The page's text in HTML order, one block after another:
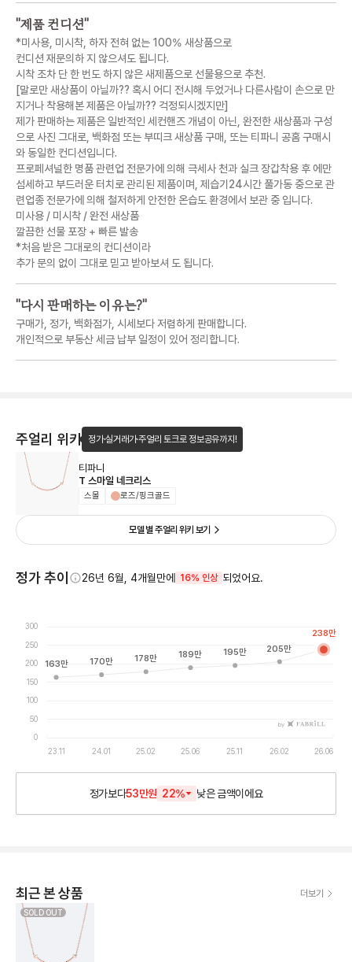
"제품 컨디션"
*미사용, 미시착, 하자 전혀 없는 100% 새상품으로
컨디션 재문의하 지 않으셔도 됩니다.
시착 조차 단 한 번도 하지 않은 새제품으로 선물용으로 추천.
[말로만 새상품이 아닐까?? 혹시 어디 전시해 두었거나 다른사람이 손으로 만
지거나 착용해본 제품은 아닐까?? 걱정되시겠지만]
제가 판매하는 제품은 일반적인 세컨핸즈 개념이 아닌, 완전한 새상품과 구성
으로 사진 그대로, 백화점 또는 부띠크 새상품 구매, 또는 티파니 공홈 구매시
와 동일한 컨디션입니다.
프로페셔널한 명품 관련업 전문가에 의해 극세사 천과 실크 장갑착용 후 에만
섬세하고 부드러운 터치로 관리된 제품이며, 제습기24시간 풀가동 중으로 관
련업종 전문가에 의해 철저하게 안전한 온습도 환경에서 보관 중 입니다.
미사용 / 미시착 / 완전 새상품
깔끔한 선물 포장 + 빠른 발송
*처음 받은 그대로의 컨디션이라
추가 문의 없이 그대로 믿고 받아보셔 도 됩니다.
"다시 판매하는 이유는?"
구매가, 정가, 백화점가, 시세보다 저렴하게 판매합니다.
개인적으로 부동산 세금 납부 일정이 있어 정리합니다.
주얼리 위키 정가·실거래가·주얼리 토크로 정보공유까지!
티파니
T 스마일 네크리스
스몰 로즈/핑크골드
모델 별 주얼리 위키 보기
정가 추이 26년 6월, 4개월만에 16% 인상 되었어요.
0
50
100
150
200
250
300
23.11 24.01 25.02 25.06 25.11 26.02 26.06
by
163만 170만 178만 189만 195만 205만
238만
정가보다53만원 22% 낮은금액이에요
최근 본 상품 더보기
SOLD OUT